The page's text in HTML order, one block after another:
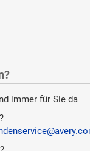
immer für Sie da